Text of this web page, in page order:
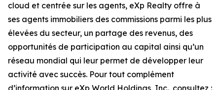
cloud et centrée sur les agents, eXp Realty offre à
ses agents immobiliers des commissions parmi les plus
élevées du secteur, un partage des revenus, des
opportunités de participation au capital ainsi qu’un
réseau mondial qui leur permet de développer leur
activité avec succès. Pour tout complément